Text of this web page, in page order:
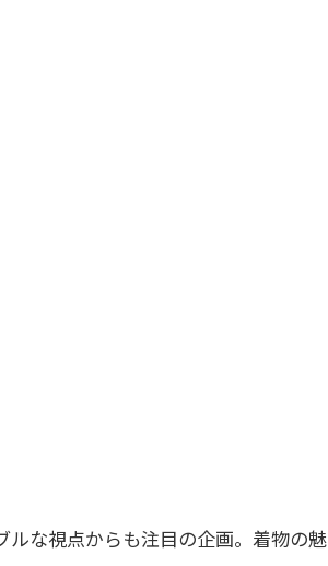
な視点からも注⽬の企画。着物の魅